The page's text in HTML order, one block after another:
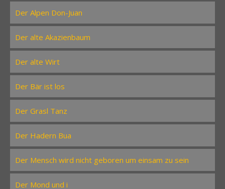
Der Alpen Don-Juan
Der alte Akazienbaum
Der alte Wirt
Der Bär ist los
Der Grasl Tanz
Der Hadern Bua
Der Mensch wird nicht geboren um einsam zu sein
Der Mond und i